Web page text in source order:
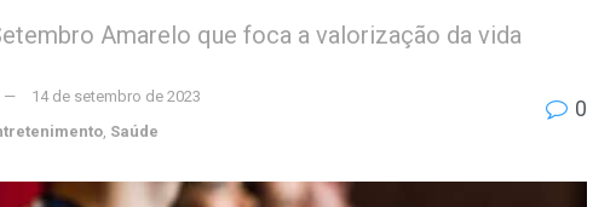
Amarelo que foca a valorização da vida
14 de setembro de 2023
Saúde
0